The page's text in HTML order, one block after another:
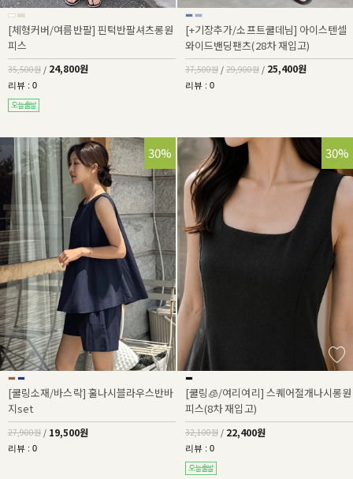
[체형커버/여름반팔] 핀턱반팔셔츠롱원
피스
35,500원 / 24,800원
리뷰 : 0
[+기장추가/소프트쿨데님] 아이스텐셀
와이드밴딩팬츠(28차 재입고)
37,500원 / 29,900원 / 25,400원
리뷰 : 0
30%
[쿨링소재/바스락] 훌나시블라우스반바
지set
27,900원 / 19,500원
리뷰 : 0
30%
[쿨링🧊/여리여리] 스퀘어절개나시롱원
피스(8차 재입고)
32,100원 / 22,400원
리뷰 : 0